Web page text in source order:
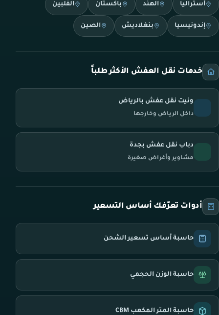
أستراليا الهند باكستان الفلبين
إندونيسيا بنغلاديش الصين
خدمات نقل العفش الأكثر طلباً
ونيت نقل عفش بالرياض
داخل الرياض وخارجها
دباب نقل عفش بجدة
مشاوير وأغراض صغيرة
أدوات تعرّفك أساس التسعير
حاسبة أساس تسعير الشحن
حاسبة الوزن الحجمي
حاسبة المتر المكعب CBM